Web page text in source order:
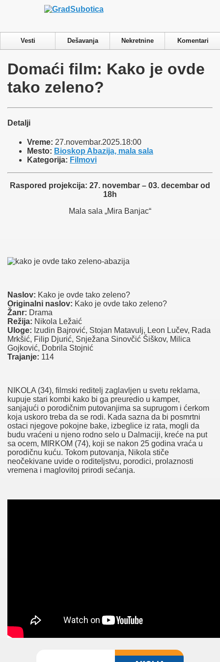
Vesti Dešavanja Nekretnine Komentari
Domaći film: Kako je ovde
tako zeleno?
Detalji
Vreme: 27.novembar.2025.18:00
Mesto: Bioskop Abazija, mala sala
Kategorija: Filmovi
Raspored projekcija: 27. novembar – 03. decembar od
18h
Mala sala „Mira Banjac“
Naslov: Kako je ovde tako zeleno?
Originalni naslov: Kako je ovde tako zeleno?
Žanr: Drama
Režija: Nikola Ležaić
Uloge: Izudin Bajrović, Stojan Matavulj, Leon Lučev, Rada
Mrkšić, Filip Djurić, Snježana Sinovčić Šiškov, Milica
Gojković, Dobrila Stojnić
Trajanje: 114
NIKOLA (34), filmski reditelj zaglavljen u svetu reklama,
kupuje stari kombi kako bi ga preuredio u kamper,
sanjajući o porodičnim putovanjima sa suprugom i ćerkom
koja uskoro treba da se rodi. Kada sazna da bi posmrtni
ostaci njegove pokojne bake, izbeglice iz rata, mogli da
budu vraćeni u njeno rodno selo u Dalmaciji, kreće na put
sa ocem, MIRKOM (74), koji se nakon 25 godina vraća u
porodičnu kuću. Tokom putovanja, Nikola stiče
neočekivane uvide o roditeljstvu, porodici, prolaznosti
vremena i maglovitoj prirodi sećanja.
Privacy & Cookies Policy